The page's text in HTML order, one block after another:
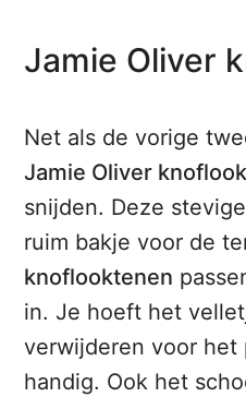
Jamie Oliver
Net als de vorige
Jamie Oliver
snijden. Deze
ruim bakje voor de
knoflooktenen
in. Je hoeft het
verwijderen voor het
handig. Ook het